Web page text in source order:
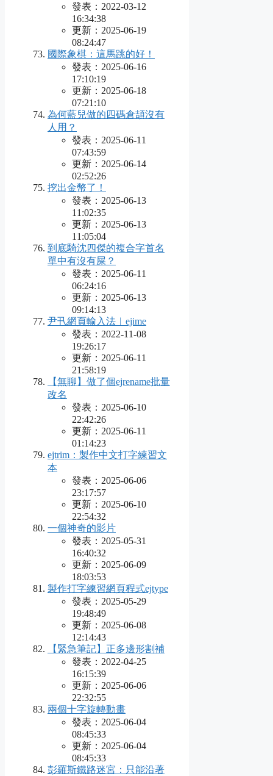
發表：2022-03-12
16:34:38
更新：2025-06-19
08:24:47
國際象棋：這馬跳的好！
發表：2025-06-16
17:10:19
更新：2025-06-18
07:21:10
為何藍兒做的四碼倉頡沒有
人用？
發表：2025-06-11
07:43:59
更新：2025-06-14
02:52:26
挖出金幣了！
發表：2025-06-13
11:02:35
更新：2025-06-13
11:05:04
到底騎沈四傑的複合字首名
單中有沒有屎？
發表：2025-06-11
06:24:16
更新：2025-06-13
09:14:13
尹卂網頁輸入法︱ejime
發表：2022-11-08
19:26:17
更新：2025-06-11
21:58:19
【無聊】做了個ejrename批量
改名
發表：2025-06-10
22:42:26
更新：2025-06-11
01:14:23
ejtrim：製作中文打字練習文
本
發表：2025-06-06
23:17:57
更新：2025-06-10
22:54:32
一個神奇的影片
發表：2025-05-31
16:40:32
更新：2025-06-09
18:03:53
製作打字練習網頁程式ejtype
發表：2025-05-29
19:48:49
更新：2025-06-08
12:14:43
【緊急筆記】正多邊形割補
發表：2022-04-25
16:15:39
更新：2025-06-06
22:32:55
兩個十字旋轉動畫
發表：2025-06-04
08:45:33
更新：2025-06-04
08:45:33
彭羅斯鐵路迷宮：只能沿著